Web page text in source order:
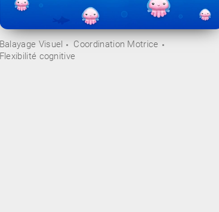
Balayage Visuel
Coordination Motrice
Flexibilité cognitive